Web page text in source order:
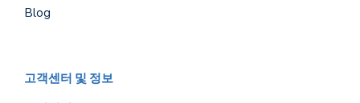
Blog
고객센터 및 정보